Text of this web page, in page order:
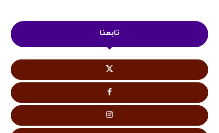
تابعنا